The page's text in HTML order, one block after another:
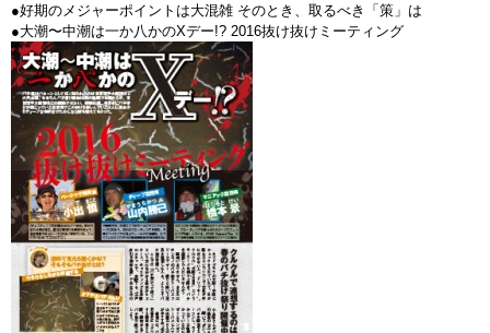
●好期のメジャーポイントは大混雑 そのとき、取るべき「策」は
●大潮〜中潮は一か八かのXデー!? 2016抜け抜けミーティング